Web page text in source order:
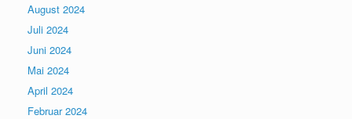
August 2024
Juli 2024
Juni 2024
Mai 2024
April 2024
Februar 2024